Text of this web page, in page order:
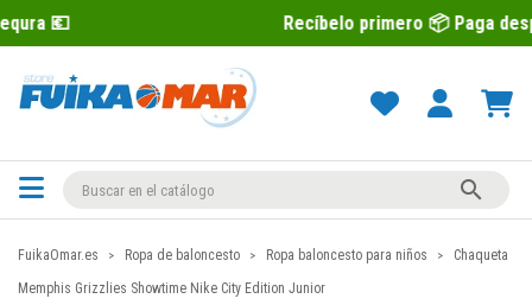
Recíbelo primero 📦 Paga después con

FuikaOmar.es Ropa de baloncesto Ropa baloncesto para niños
Chaqueta
Memphis Grizzlies Showtime Nike City Edition Junior